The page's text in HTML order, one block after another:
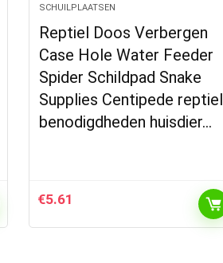
SCHUILPLAATSEN
Reptiel Doos Verbergen
Case Hole Water Feeder
Spider Schildpad Snake
Supplies Centipede reptiel
benodigdheden huisdier…
€5.61